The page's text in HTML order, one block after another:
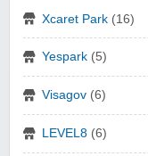
Xcaret Park (16)
Yespark (5)
Visagov (6)
LEVEL8 (6)